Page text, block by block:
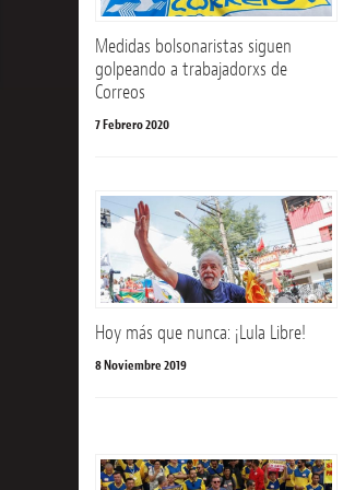
Medidas bolsonaristas siguen
golpeando a trabajadorxs de
Correos
7 Febrero 2020
Hoy más que nunca: ¡Lula Libre!
8 Noviembre 2019